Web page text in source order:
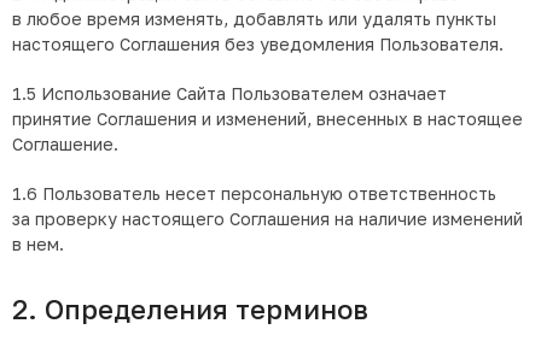
в любое время изменять, добавлять или удалять пункты
настоящего Соглашения без уведомления Пользователя.
1.5 Использование Сайта Пользователем означает
принятие Соглашения и изменений, внесенных в настоящее
Соглашение.
1.6 Пользователь несет персональную ответственность
за проверку настоящего Соглашения на наличие изменений
в нем.
2. Определения терминов